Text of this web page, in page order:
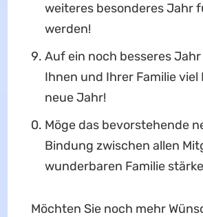
weiteres besonderes Jahr
werden!
Auf ein noch besseres
Ihnen und Ihrer Familie viel
neue Jahr!
Möge das bevorstehende
Bindung zwischen allen
wunderbaren Familie
Möchten Sie noch mehr